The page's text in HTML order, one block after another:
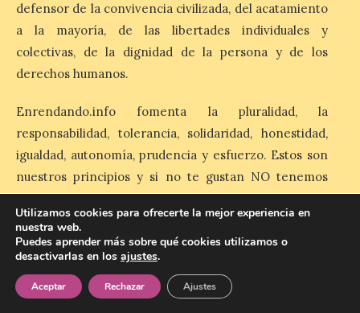
El Ayuntamiento de
Cabrillanes analizará,
conforme a la legalidad, la
solicitud para la
celebración del Iberia
Durante la mañana de ayer
miércoles ha sido
Ayuntamiento una
la celebración de este evento. Ante las
informaciones aparecidas en distintos
celebración del denominado Iberia
Eclipse Festival en […]
defensor de la convivencia civilizada, del acatamiento
a la mayoría, de las libertades individuales y
colectivas, de la dignidad de la persona y de los
derechos humanos.
Enrendando.info fomenta la pluralidad, la
responsabilidad, tolerancia, solidaridad, honestidad,
igualdad, autonomía, prudencia y esfuerzo. Estos son
nuestros principios y si no te gustan NO tenemos
otros.
Reconocimiento-CompartirIgual 4.0 Internacional
Utilizamos cookies para ofrecerte la mejor experiencia en
nuestra web.
Puedes aprender más sobre qué cookies utilizamos o
desactivarlas en los ajustes.
Aceptar Rechazar Ajustes